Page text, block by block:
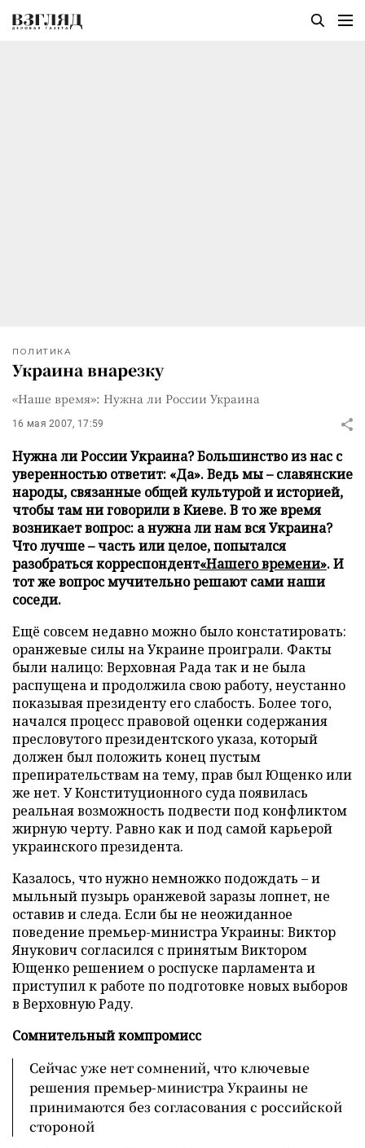
ПОЛИТИКА
Украина внарезку
«Наше время»: Нужна ли России Украина
16 мая 2007, 17:59
Нужна ли России Украина? Большинство из нас с
уверенностью ответит: «Да». Ведь мы – славянские
народы, связанные общей культурой и историей,
чтобы там ни говорили в Киеве. В то же время
возникает вопрос: а нужна ли нам вся Украина?
Что лучше – часть или целое, попытался
разобраться корреспондент«Нашего времени». И
тот же вопрос мучительно решают сами наши
соседи.
Ещё совсем недавно можно было констатировать:
оранжевые силы на Украине проиграли. Факты
были налицо: Верховная Рада так и не была
распущена и продолжила свою работу, неустанно
показывая президенту его слабость. Более того,
начался процесс правовой оценки содержания
пресловутого президентского указа, который
должен был положить конец пустым
препирательствам на тему, прав был Ющенко или
же нет. У Конституционного суда появилась
реальная возможность подвести под конфликтом
жирную черту. Равно как и под самой карьерой
украинского президента.
Казалось, что нужно немножко подождать – и
мыльный пузырь оранжевой заразы лопнет, не
оставив и следа. Если бы не неожиданное
поведение премьер-министра Украины: Виктор
Янукович согласился с принятым Виктором
Ющенко решением о роспуске парламента и
приступил к работе по подготовке новых выборов
в Верховную Раду.
Сомнительный компромисс
Сейчас уже нет сомнений, что ключевые
решения премьер-министра Украины не
принимаются без согласования с российской
стороной